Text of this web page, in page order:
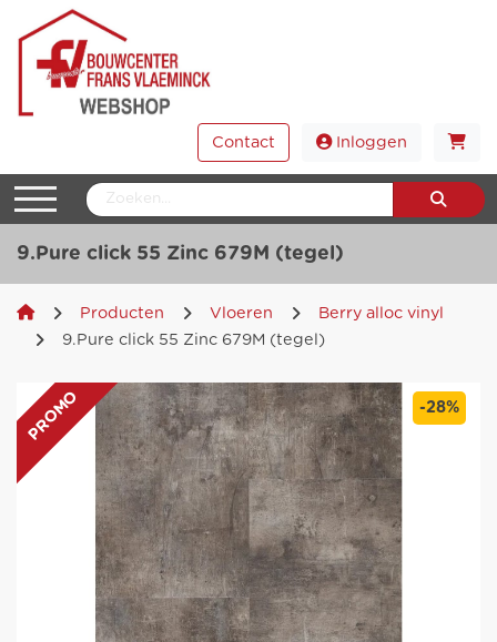
Contact Inloggen
9.Pure click 55 Zinc 679M (tegel)
Producten Vloeren
Berry alloc vinyl
9.Pure click 55 Zinc 679M (tegel)
PROMO -28%